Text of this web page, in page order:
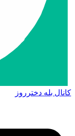
کانال بله دخترروز